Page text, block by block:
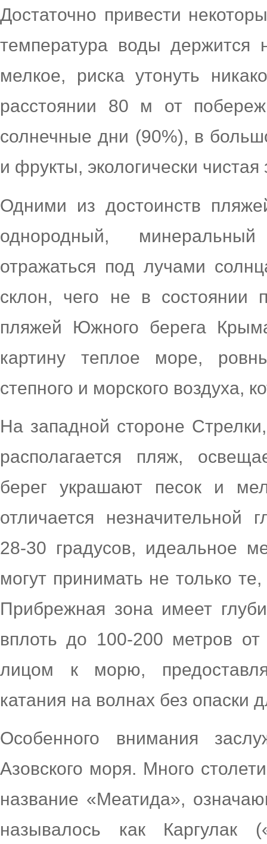
Достаточно привести
температура воды держится
мелкое, риска утонуть
расстоянии 80 м от
солнечные дни (90%), в
и фрукты, экологически чистая
Одними из достоинств
однородный,
отражаться под лучами
склон, чего не в состоянии
пляжей Южного берега
картину теплое море,
степного и морского воздуха,
На западной стороне
располагается пляж,
берег украшают песок и
отличается незначительной
28-30 градусов, идеальное
могут принимать не только
Прибрежная зона имеет
вплоть до 100-200 метров
лицом к морю,
катания на волнах без опаски
Особенного внимания
Азовского моря. Много
название «Меатида»,
называлось как Каргулак